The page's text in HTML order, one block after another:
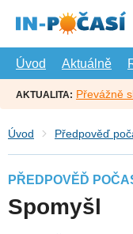
hlavní
Úvod
Aktuálně
AKTUALITA: Převážně
Úvod Předpověď
PŘEDPOVĚĎ
Spomyšl